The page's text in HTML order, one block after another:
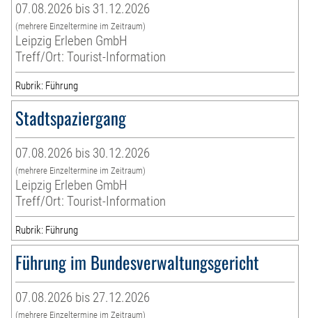
07.08.2026 bis 31.12.2026
(mehrere Einzeltermine im Zeitraum)
Leipzig Erleben GmbH
Treff/Ort: Tourist-Information
Rubrik: Führung
Stadtspaziergang
07.08.2026 bis 30.12.2026
(mehrere Einzeltermine im Zeitraum)
Leipzig Erleben GmbH
Treff/Ort: Tourist-Information
Rubrik: Führung
Führung im Bundesverwaltungsgericht
07.08.2026 bis 27.12.2026
(mehrere Einzeltermine im Zeitraum)